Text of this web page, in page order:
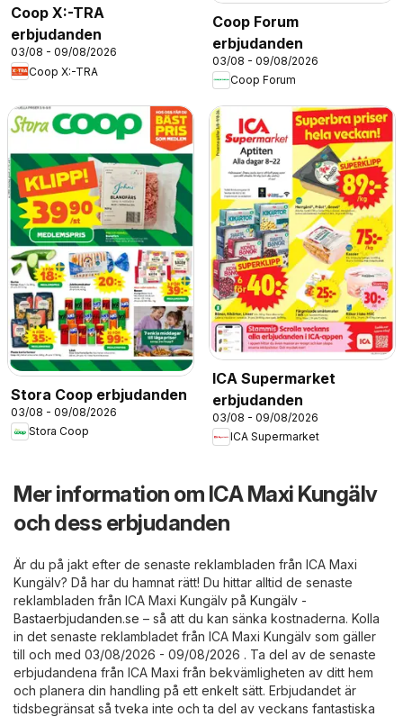
Coop X:-TRA
erbjudanden
03/08 - 09/08/2026
Coop X:-TRA
Coop Forum
erbjudanden
03/08 - 09/08/2026
Coop Forum
Stora Coop erbjudanden
03/08 - 09/08/2026
Stora Coop
ICA Supermarket
erbjudanden
03/08 - 09/08/2026
ICA Supermarket
Mer information om ICA Maxi Kungälv
och dess erbjudanden
Är du på jakt efter de senaste reklambladen från ICA Maxi
Kungälv? Då har du hamnat rätt! Du hittar alltid de senaste
reklambladen från ICA Maxi Kungälv på Kungälv -
Bastaerbjudanden.se – så att du kan sänka kostnaderna. Kolla
in det senaste reklambladet från ICA Maxi Kungälv som gäller
till och med 03/08/2026 - 09/08/2026 . Ta del av de senaste
erbjudandena från ICA Maxi från bekvämligheten av ditt hem
och planera din handling på ett enkelt sätt. Erbjudandet är
tidsbegränsat så tveka inte och ta del av veckans fantastiska